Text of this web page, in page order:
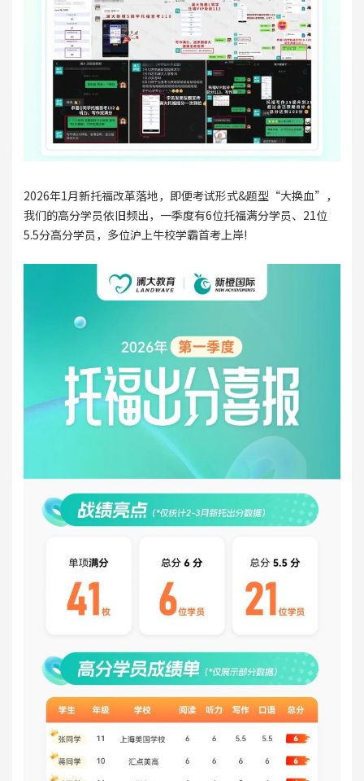
2026年1月新托福改革落地，即便考试形式&题型“大换血”，
我们的高分学员依旧频出，一季度有6位托福满分学员、21位
5.5分高分学员，多位沪上牛校学霸首考上岸!